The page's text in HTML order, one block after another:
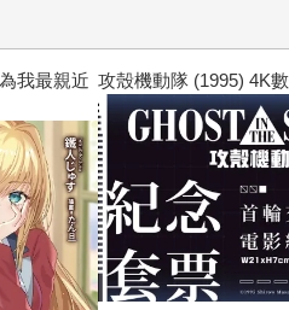
攻殼機動隊 (1995) 4K數位修復版